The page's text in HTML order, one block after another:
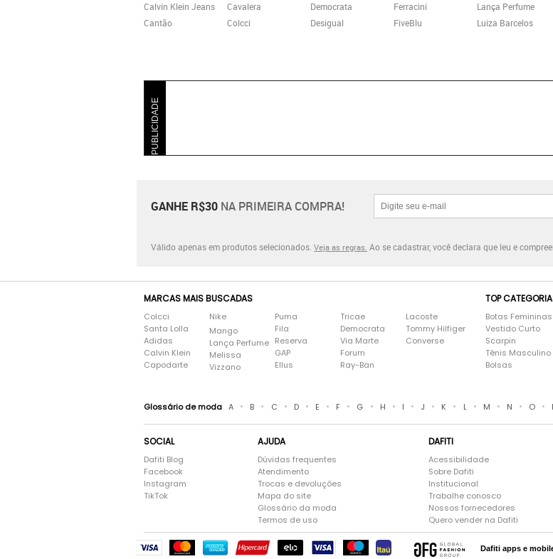
Calvin Klein Jeans
Cantão
Cavalera
Colcci
Democrata
Desigual
Ferracini
FiveBlu
Lança Perfume
Luiza Barcelos
PUBLICIDADE
GANHE R$30 NA PRIMEIRA COMPRA!
Válido apenas em produtos selecionados. Veja as regras. Ao se cadastrar, você declara que leu e
MARCAS MAIS BUSCADAS
Colcci
Santa Lolla
Adidas
Calvin Klein
Capodarte
Nike
Mango
Lança Perfume
Melissa
Vizzano
Puma
Fila
Reserva
GAP
Ellus
Tricae
Democrata
Via Marte
Forum
Ray-Ban
Lacoste
Tommy Hilfiger
Converse
TOP
Botas Femininas
Vestido Curto
Scarpin
Tênis Masculino
Bolsas
Glossário de moda A • B • C • D • E • F • G • H • I • J • K • L • M • N • O •
SOCIAL
Dafiti Blog
Facebook
Instagram
TikTok
AJUDA
Dúvidas frequentes
Atendimento
Trocas e devoluções
Mapa do site
Glossário da moda
Termos de uso
DAFITI
Acessibilidade
Sobre Dafiti
Institucional
Trabalhe conosco
Nossos fornecedores
Quero vender na Dafiti
Dafiti apps e